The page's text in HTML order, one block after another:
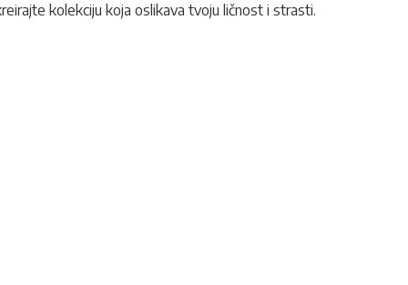
kolekciju koja oslikava tvoju ličnost i strasti.